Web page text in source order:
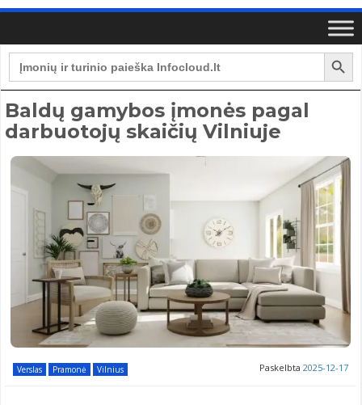
Search
for:
Search Button
Baldų gamybos įmonės pagal
darbuotojų skaičių Vilniuje
Verslas Pramonė Vilnius Paskelbta 2025-12-17